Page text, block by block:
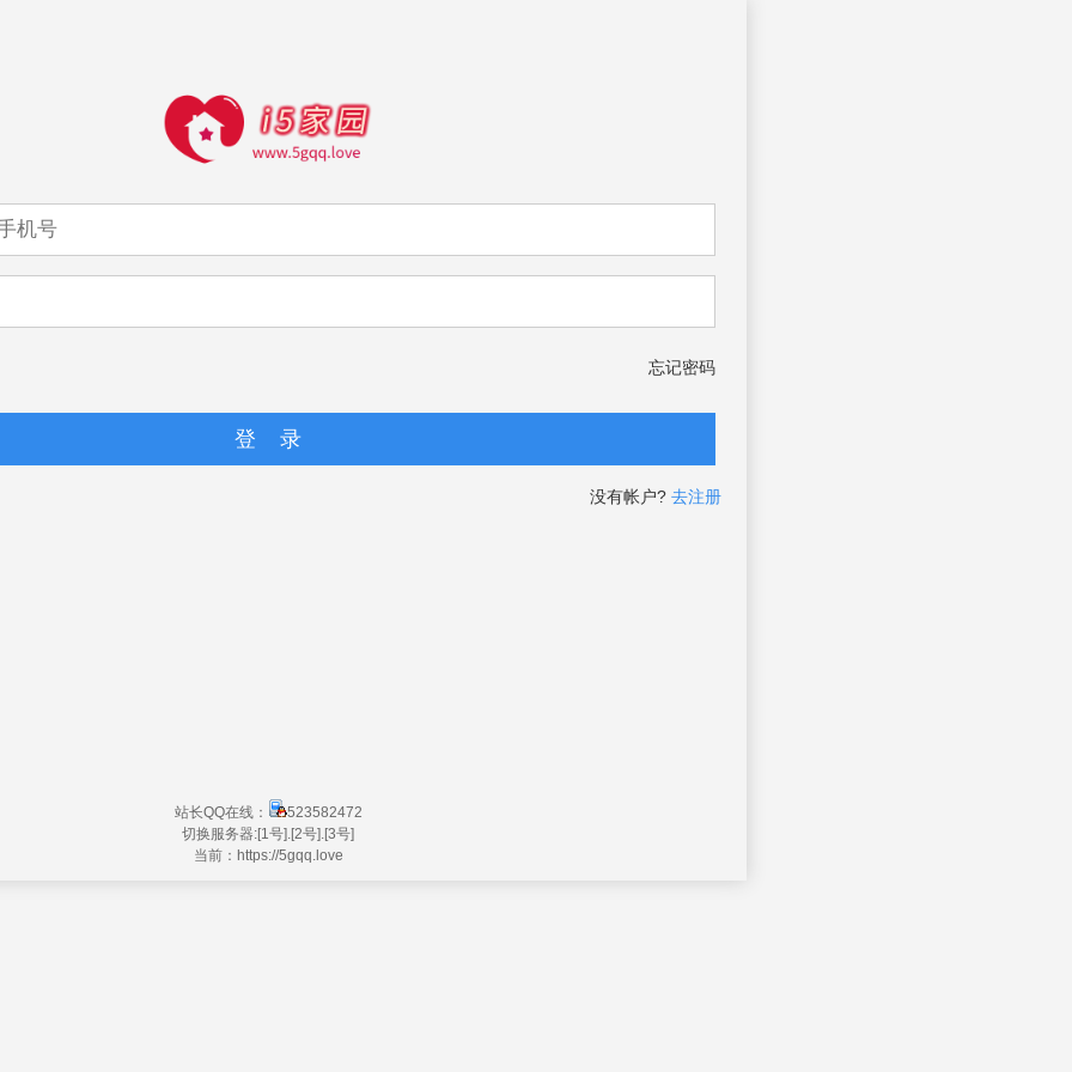
忘记密码
没有帐户? 去注册
站长QQ在线：
523582472
切换服务器:[1号] [2号] [3号]
当前：https://5gqq.love